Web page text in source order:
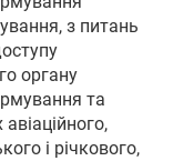
з питань
органу
та
і річкового,